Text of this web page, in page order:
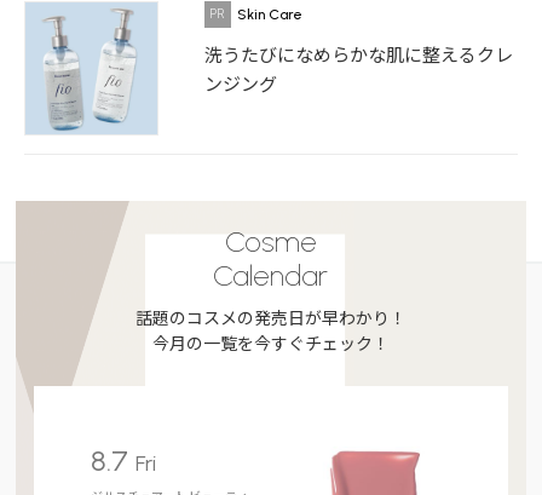
Skin Care
洗うたびになめらかな肌に整えるクレ
ンジング
Cosme
Calendar
話題のコスメの発売日が早わかり！
今月の一覧を今すぐチェック！
8.7Fri